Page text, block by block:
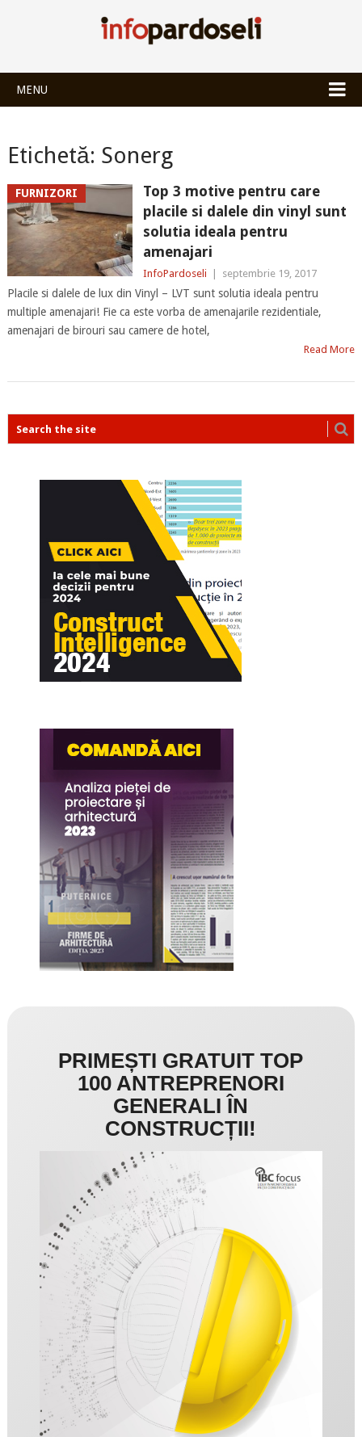
MENU
Etichetă: Sonerg
FURNIZORI
Top 3 motive pentru care
placile si dalele din vinyl sunt
solutia ideala pentru
amenajari
InfoPardoseli septembrie 19, 2017
Placile si dalele de lux din Vinyl – LVT sunt solutia ideala pentru
multiple amenajari! Fie ca este vorba de amenajarile rezidentiale,
amenajari de birouri sau camere de hotel,
Read More
POSTS
NAVIGATION
PRIMEȘTI GRATUIT TOP
100 ANTREPRENORI
GENERALI ÎN
CONSTRUCȚII!